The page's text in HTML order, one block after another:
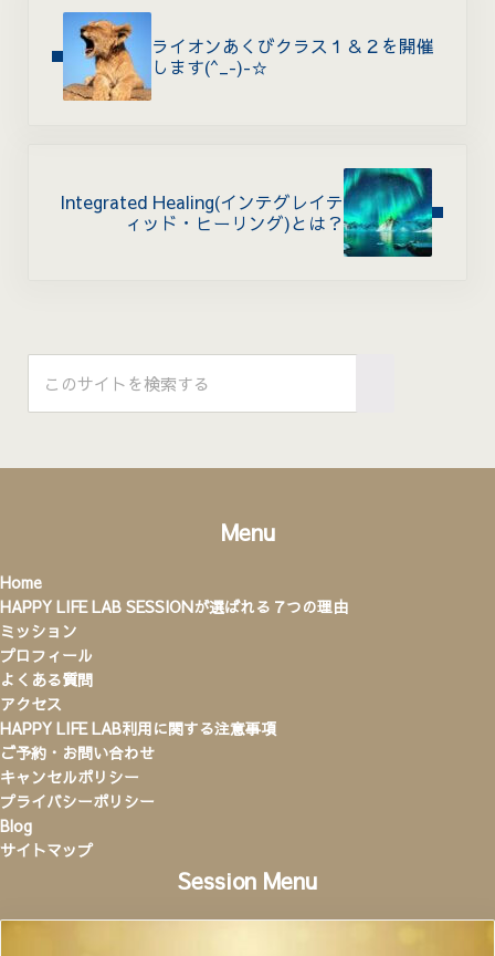
ライオンあくびクラス１＆２を開催
します(^_-)-☆
Integrated Healing(インテグレイテ
ィッド・ヒーリング)とは？
Sidebar
Menu
Home
HAPPY LIFE LAB SESSIONが選ばれる７つの理由
ミッション
プロフィール
よくある質問
アクセス
HAPPY LIFE LAB利用に関する注意事項
ご予約・お問い合わせ
キャンセルポリシー
プライバシーポリシー
Blog
サイトマップ
Session Menu